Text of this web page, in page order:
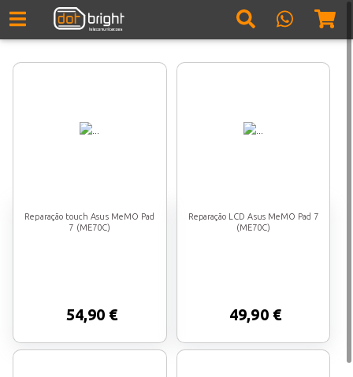
Reparação touch Asus MeMO Pad
7 (ME70C)
54,90 €
Reparação LCD Asus MeMO Pad 7
(ME70C)
49,90 €